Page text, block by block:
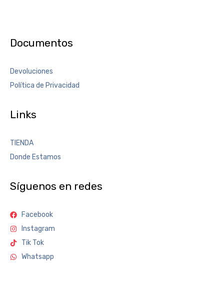
Documentos
Devoluciones
Política de Privacidad
Links
TIENDA
Donde Estamos
Síguenos en redes
Facebook
Instagram
Tik Tok
Whatsapp